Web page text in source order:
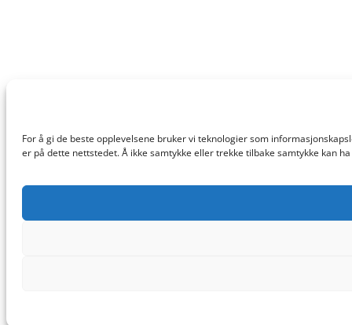
For å gi de beste opplevelsene bruker vi teknologier som
er på dette nettstedet. Å ikke samtykke eller trekke tilbake samtykke kan